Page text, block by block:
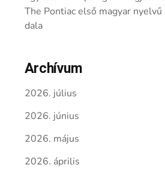
The Pontiac első magyar nyelvű
dala
Archívum
2026. július
2026. június
2026. május
2026. április